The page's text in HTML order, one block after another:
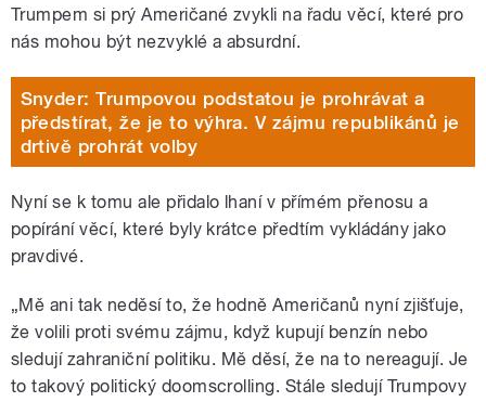
Trumpem si prý Američané zvykli na řadu věcí, které pro
nás mohou být nezvyklé a absurdní.
Snyder: Trumpovou podstatou je prohrávat a
předstírat, že je to výhra. V zájmu republikánů je
drtivě prohrát volby
Nyní se k tomu ale přidalo lhaní v přímém přenosu a
popírání věcí, které byly krátce předtím vykládány jako
pravdivé.
„Mě ani tak neděsí to, že hodně Američanů nyní zjišťuje,
že volili proti svému zájmu, když kupují benzín nebo
sledují zahraniční politiku. Mě děsí, že na to nereagují. Je
to takový politický doomscrolling. Stále sledují Trumpovy